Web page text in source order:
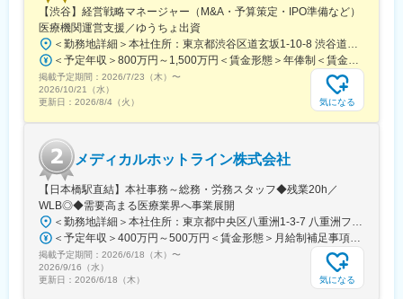
ケアサービスを提供する事業展開を目指しています。快適・安
全・安心を追求した介護付き有料老人ホームも運営しておりま
す。
・病院経営改善を目的とし、医療機関に常駐し継続的に経営実務
を行うことができる。
変更の範囲：会社の定める業務
【渋谷】経営戦略マネージャー（M&A・予算策定・IPO準備など）
医療機関運営支援／ゆうちょ出資
＜勤務地詳細＞本社住所：東京都渋谷区道玄坂1-10-8 渋谷道玄坂東急ビル6F受動喫煙対策：屋内全面禁煙変更の範囲：会社の定める事業所
＜予定年収＞800万円～1,500万円＜賃金形態＞年俸制＜賃金内訳＞年額（基本給）：8,000,000円～15,000,000円＜月額＞666,666円～1,250,000円（12分割）＜昇給有無＞有＜残業手当＞無賃金はあくまでも目安の金額であり、選考を通じて上下する可能性があります。月給(月額)は固定手当を含めた表記です。
掲載予定期間： 2026/7/23（木） 〜
2026/10/21（水）
更新日： 2026/8/4（火） 気になる
メディカルホットライン株式会社
【日本橋駅直結】本社事務～総務・労務スタッフ◆残業20h／
WLB◎◆需要高まる医療業界へ事業展開
＜勤務地詳細＞本社住所：東京都中央区八重洲1-3-7 八重洲ファーストフィナンシャルビル13F受動喫煙対策：屋内全面禁煙変更の範囲：会社の定める事業所
＜予定年収＞400万円～500万円＜賃金形態＞月給制補足事項なし＜賃金内訳＞月額（基本給）：235,000円～284,000円固定残業手当/月：45,000円～66,000円（固定残業時間25時間0分/月）超過した時間外労働の残業手当は追加支給＜月給＞280,000円～350,000円（一律手当を含む）＜昇給有無＞有＜残業手当＞有＜給与補足＞※給与詳細は、ご経験やスキルを考慮のうえ決定します。■昇給：年1回 査定により決定■賞与：年2回（7 月・12 月） 都度査定により決定 算定対象期間に準ずる賃金はあくまでも目安の金額であり、選考を通じて上下する可能性があります。月給(月額)は固定手当を含めた表記です。
掲載予定期間： 2026/6/18（木） 〜
2026/9/16（水）
更新日： 2026/6/18（木） 気になる